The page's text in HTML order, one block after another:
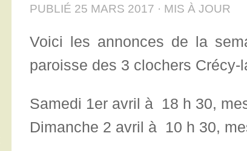
PUBLIÉ 25 MARS 2017 · MIS À JOUR
Voici les annonces de la
paroisse des 3 clochers
Samedi 1er avril à 18 h 30,
Dimanche 2 avril à 10 h 30,